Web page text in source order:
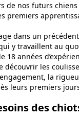
de nos futurs
premiers
dans un
y travaillent au
18 années
découvrir les
la
leurs premiers
des